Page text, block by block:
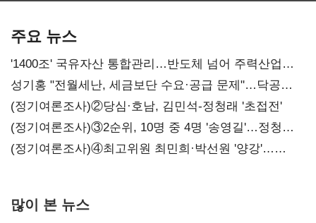
주요 뉴스
'1400조' 국유자산 통합관리…반도체 넘어 주력산업
구조혁신
성기홍 "전월세난, 세금보단 수요·공급 문제"…닥공
시사
(정기여론조사)②당심·호남, 김민석-정청래 '초접전'
(정기여론조사)③2순위, 10명 중 4명 '송영길'…정청래
'한 자릿수'
(정기여론조사)④최고위원 최민희·박선원 '양강'…
많이 본 뉴스